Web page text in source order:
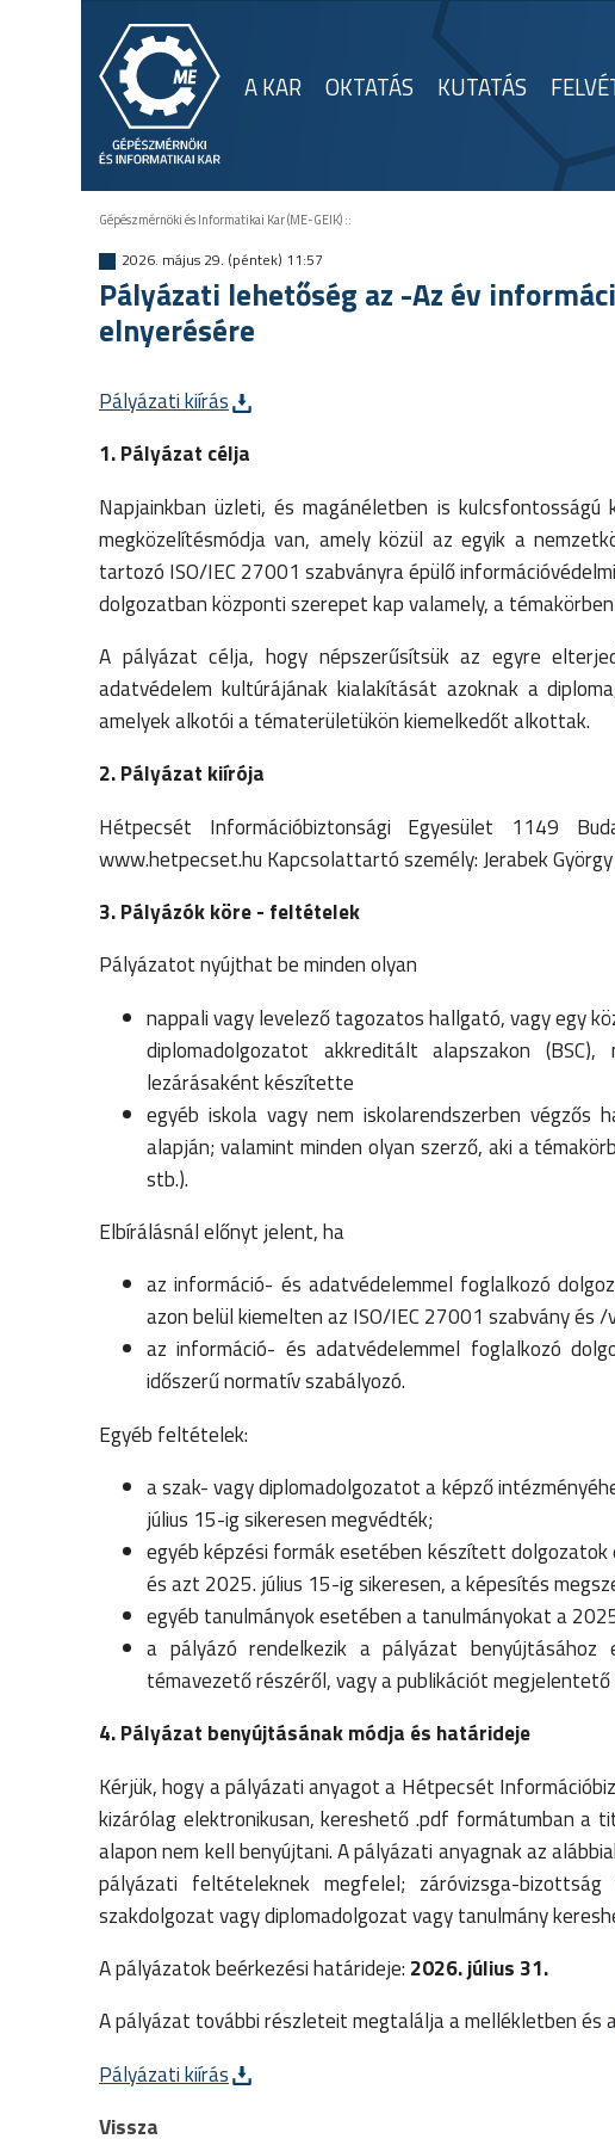
A KAR OKTATÁS KUTATÁS
Gépészmérnöki és Informatikai Kar (ME-GEIK)::
2026. május 29. (péntek) 11:57
Pályázati lehetőség az -Az év
elnyerésére
Pályázati kiírás
1. Pályázat célja
Napjainkban üzleti, és magánéletben is
megközelítésmódja van, amely közül az egyik a
tartozó ISO/IEC 27001 szabványra épülő
dolgozatban központi szerepet kap valamely, a
A pályázat célja, hogy népszerűsítsük az egyre
adatvédelem kultúrájának kialakítását azoknak a
amelyek alkotói a tématerületükön kiemelkedőt alkottak.
2. Pályázat kiírója
Hétpecsét Információbiztonsági Egyesület 1149
www.hetpecset.hu Kapcsolattartó személy: Jerabek
3. Pályázók köre - feltételek
Pályázatot nyújthat be minden olyan
nappali vagy levelező tagozatos hallgató, vagy egy
diplomadolgozatot akkreditált alapszakon
lezárásaként készítette
egyéb iskola vagy nem iskolarendszerben
alapján; valamint minden olyan szerző, aki a
stb.).
Elbírálásnál előnyt jelent, ha
az információ- és adatvédelemmel foglalkozó
azon belül kiemelten az ISO/IEC 27001 szabvány és /
az információ- és adatvédelemmel foglalkozó
időszerű normatív szabályozó.
Egyéb feltételek:
a szak- vagy diplomadolgozatot a képző
július 15-ig sikeresen megvédték;
egyéb képzési formák esetében készített
és azt 2025. július 15-ig sikeresen, a képesítés
egyéb tanulmányok esetében a tanulmányokat a
a pályázó rendelkezik a pályázat
témavezető részéről, vagy a publikációt
4. Pályázat benyújtásának módja és határideje
Kérjük, hogy a pályázati anyagot a Hétpecsét
kizárólag elektronikusan, kereshető .pdf formátumban a
alapon nem kell benyújtani. A pályázati anyagnak az
pályázati feltételeknek megfelel; záróvizsga-
szakdolgozat vagy diplomadolgozat vagy tanulmány
A pályázatok beérkezési határideje: 2026. július 31.
A pályázat további részleteit megtalálja a mellékletben és
Pályázati kiírás
Vissza